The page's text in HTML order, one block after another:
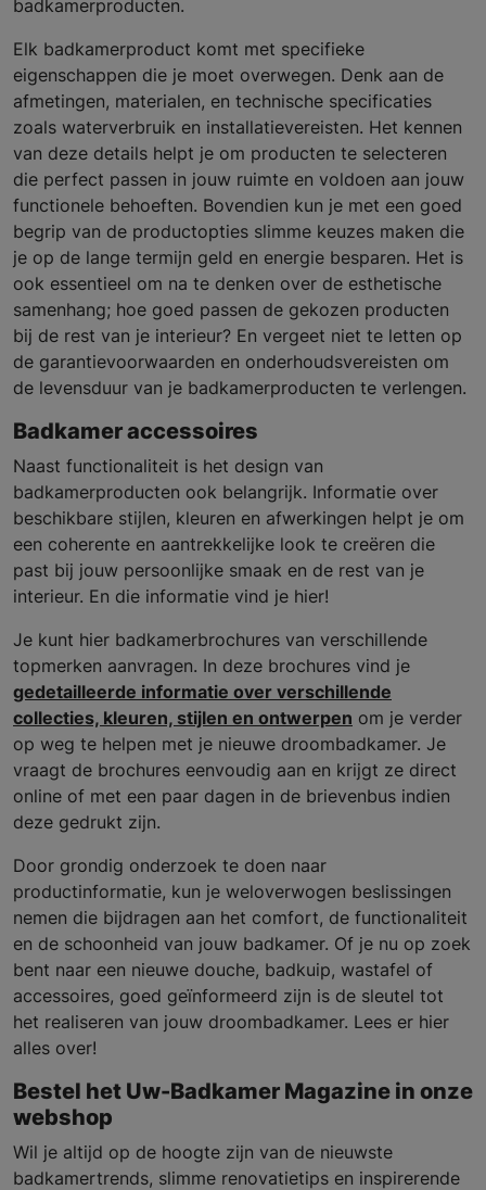
badkamerproducten.
Elk badkamerproduct komt met specifieke
eigenschappen die je moet overwegen. Denk aan de
afmetingen, materialen, en technische specificaties
zoals waterverbruik en installatievereisten. Het kennen
van deze details helpt je om producten te selecteren
die perfect passen in jouw ruimte en voldoen aan jouw
functionele behoeften. Bovendien kun je met een goed
begrip van de productopties slimme keuzes maken die
je op de lange termijn geld en energie besparen. Het is
ook essentieel om na te denken over de esthetische
samenhang; hoe goed passen de gekozen producten
bij de rest van je interieur? En vergeet niet te letten op
de garantievoorwaarden en onderhoudsvereisten om
de levensduur van je badkamerproducten te verlengen.
Badkamer accessoires
Naast functionaliteit is het design van
badkamerproducten ook belangrijk. Informatie over
beschikbare stijlen, kleuren en afwerkingen helpt je om
een coherente en aantrekkelijke look te creëren die
past bij jouw persoonlijke smaak en de rest van je
interieur. En die informatie vind je hier!
Je kunt hier badkamerbrochures van verschillende
topmerken aanvragen. In deze brochures vind je
gedetailleerde informatie over verschillende
collecties, kleuren, stijlen en ontwerpen om je verder
op weg te helpen met je nieuwe droombadkamer. Je
vraagt de brochures eenvoudig aan en krijgt ze direct
online of met een paar dagen in de brievenbus indien
deze gedrukt zijn.
Door grondig onderzoek te doen naar
productinformatie, kun je weloverwogen beslissingen
nemen die bijdragen aan het comfort, de functionaliteit
en de schoonheid van jouw badkamer. Of je nu op zoek
bent naar een nieuwe douche, badkuip, wastafel of
accessoires, goed geïnformeerd zijn is de sleutel tot
het realiseren van jouw droombadkamer. Lees er hier
alles over!
Bestel het Uw-Badkamer Magazine in onze
webshop
Wil je altijd op de hoogte zijn van de nieuwste
badkamertrends, slimme renovatietips en inspirerende